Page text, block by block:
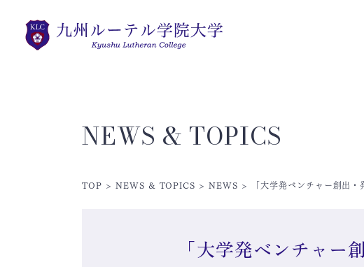
NEWS & TOPICS
TOP > NEWS & TOPICS >NEWS > 「大学発ベンチャー創出
「大学発ベンチャー